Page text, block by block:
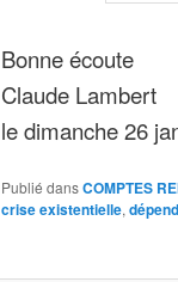
Bonne écoute
Claude Lambert
le dimanche 26
Publié dansCOMPTES
crise existentielle,